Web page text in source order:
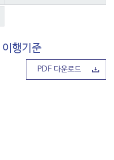
행기준
PDF 다운로드